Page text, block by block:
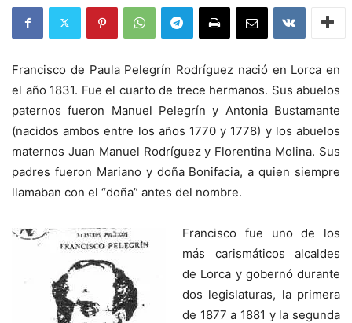
Francisco de Paula Pelegrín Rodríguez nació en Lorca en
el año 1831. Fue el cuarto de trece hermanos. Sus abuelos
paternos fueron Manuel Pelegrín y Antonia Bustamante
(nacidos ambos entre los años 1770 y 1778) y los abuelos
maternos Juan Manuel Rodríguez y Florentina Molina. Sus
padres fueron Mariano y doña Bonifacia, a quien siempre
llamaban con el “doña” antes del nombre.
Francisco fue uno de los
más carismáticos alcaldes
de Lorca y gobernó durante
dos legislaturas, la primera
de 1877 a 1881 y la segunda